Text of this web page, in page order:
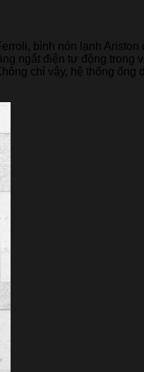
bình nón lạnh
ngắt điện tự động trong
chỉ vậy, hệ thống ống